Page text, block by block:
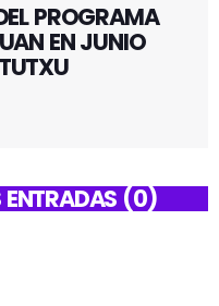
PROGRAMA
EN JUNIO
ENTRADAS (0)